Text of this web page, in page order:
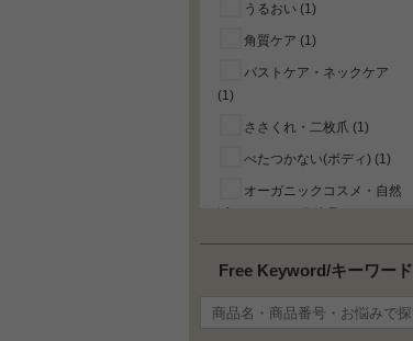
うるおい (1)
角質ケア (1)
バストケア・ネックケア
(1)
ささくれ・二枚爪 (1)
べたつかない(ボディ) (1)
オーガニックコスメ・自然
Free Keyword/キーワード